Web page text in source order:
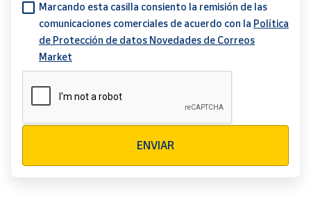
Marcando esta casilla consiento la remisión de las
comunicaciones comerciales de acuerdo con la Política
de Protección de datos Novedades de Correos
Market
ENVIAR